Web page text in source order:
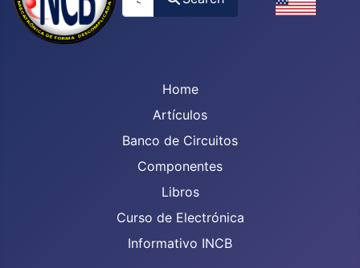
Home
Artículos
Banco de Circuitos
Componentes
Libros
Curso de Electrónica
Informativo INCB